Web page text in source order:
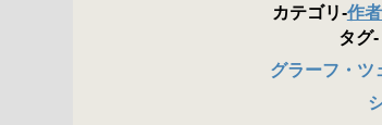
カテゴリ-作
タグ-
グラーフ・ツ